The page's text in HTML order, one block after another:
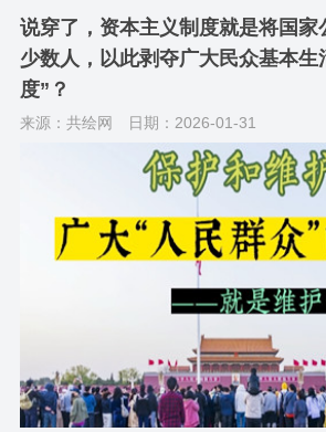
说穿了，资本主义制度就是将国家
少数人，以此剥夺广大民众基本生
度”？
来源：共绘网 日期：2026-01-31